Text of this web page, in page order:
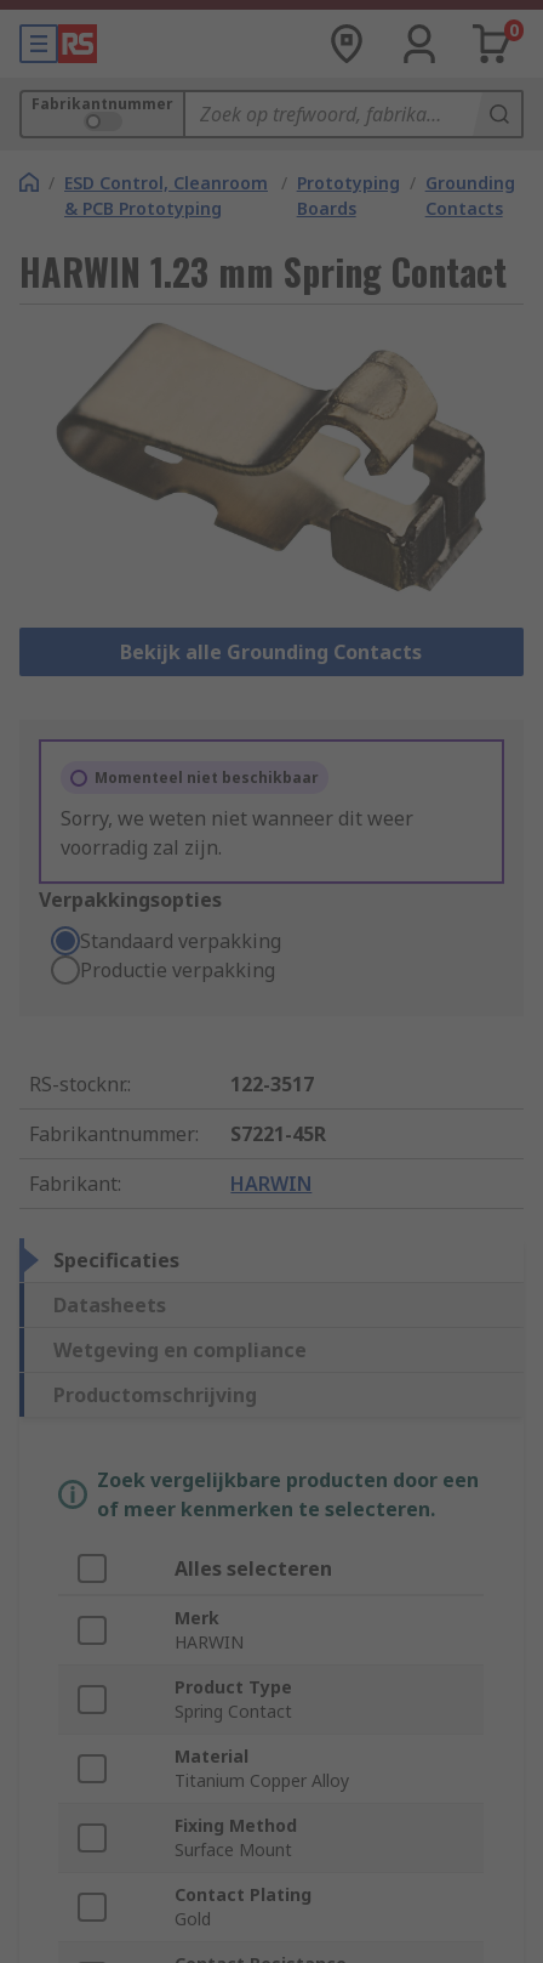
0
Fabrikantnummer
/ ESD Control, Cleanroom
& PCB Prototyping
/ Prototyping
Boards
/ Grounding
Contacts
HARWIN 1.23 mm Spring Contact
Bekijk alle Grounding Contacts
Momenteel niet beschikbaar
Sorry, we weten niet wanneer dit weer
voorradig zal zijn.
Verpakkingsopties
Standaard verpakking
Productie verpakking
RS-stocknr.:
122-3517
Fabrikantnummer:
S7221-45R
Fabrikant: HARWIN
Specificaties
Datasheets
Wetgeving en compliance
Productomschrijving
Zoek vergelijkbare producten door een
of meer kenmerken te selecteren.
Alles selecteren
Merk
HARWIN
Product Type
Spring Contact
Material
Titanium Copper Alloy
Fixing Method
Surface Mount
Contact Plating
Gold